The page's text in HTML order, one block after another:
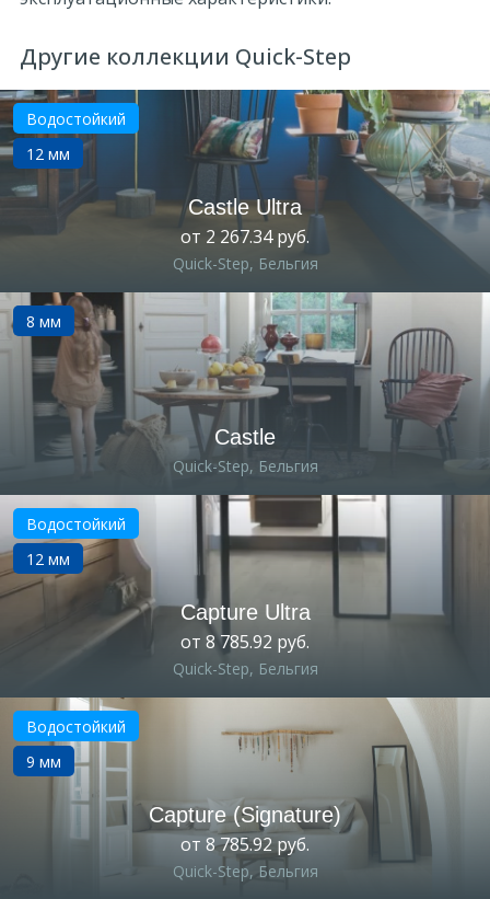
Другие коллекции Quick-Step
Castle Ultra
от 2 267.34 руб.
Quick-Step, Бельгия
Водостойкий
12 мм
Castle
Quick-Step, Бельгия
8 мм
Capture Ultra
от 8 785.92 руб.
Quick-Step, Бельгия
Водостойкий
12 мм
Capture (Signature)
от 8 785.92 руб.
Quick-Step, Бельгия
Водостойкий
9 мм